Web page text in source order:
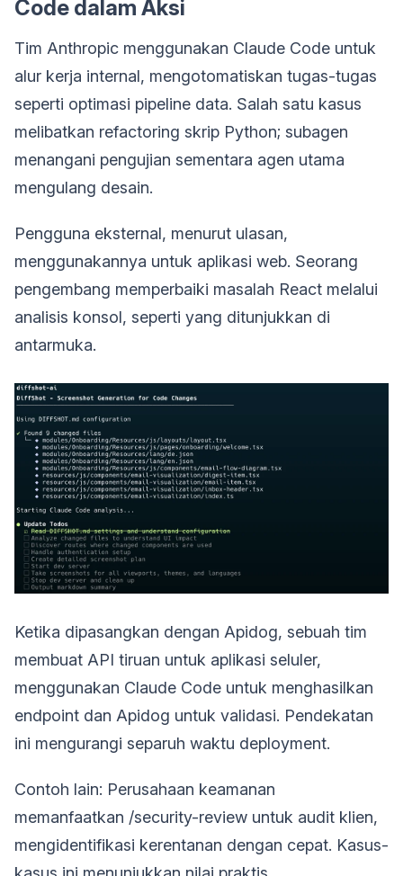
Code dalam Aksi
Tim Anthropic menggunakan Claude Code untuk
alur kerja internal, mengotomatiskan tugas-tugas
seperti optimasi pipeline data. Salah satu kasus
melibatkan refactoring skrip Python; subagen
menangani pengujian sementara agen utama
mengulang desain.
Pengguna eksternal, menurut ulasan,
menggunakannya untuk aplikasi web. Seorang
pengembang memperbaiki masalah React melalui
analisis konsol, seperti yang ditunjukkan di
antarmuka.
Ketika dipasangkan dengan Apidog, sebuah tim
membuat API tiruan untuk aplikasi seluler,
menggunakan Claude Code untuk menghasilkan
endpoint dan Apidog untuk validasi. Pendekatan
ini mengurangi separuh waktu deployment.
Contoh lain: Perusahaan keamanan
memanfaatkan /security-review untuk audit klien,
mengidentifikasi kerentanan dengan cepat. Kasus-